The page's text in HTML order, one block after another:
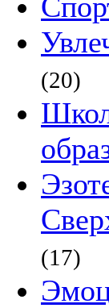
(20)
(17)